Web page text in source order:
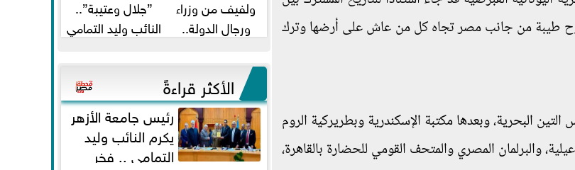
وروح طيبة من جانب مصر تجاه كل من عاش على أرضها وترك
البحرية، وبعدها مكتبة الإسكندرية وبطريركية الروم
والبرلمان المصري والمتحف القومي للحضارة بالقاهرة،
ولفيف من وزراء
ورجال الدولة..
ومحمد...
”جلال وعتيبة”..
النائب وليد التمامي
شيحة يداويان...
الأكثر قراءةً
رئيس جامعة الأزهر
يكرم النائب وليد
التمامي .. فخر